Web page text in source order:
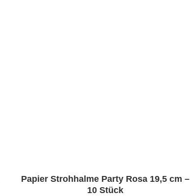
Papier Strohhalme Party Rosa 19,5 cm –
10 Stück